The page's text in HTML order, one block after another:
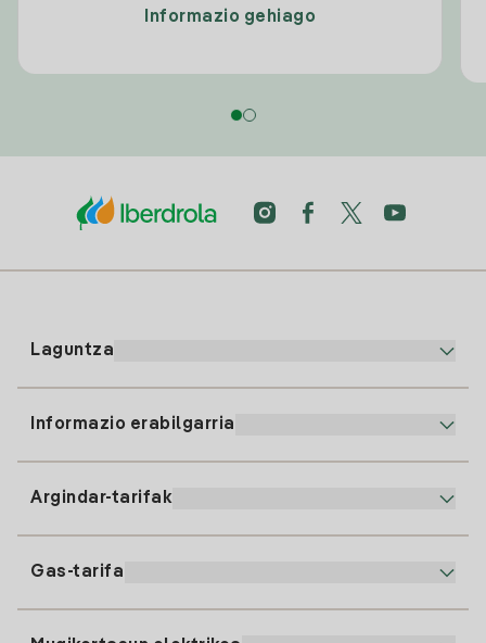
Informazio gehiago
Laguntza
91 919 52 73
clientes@tuiberdrola.es
Informazio erabilgarria
Argindar-tarifak
Gas-tarifa